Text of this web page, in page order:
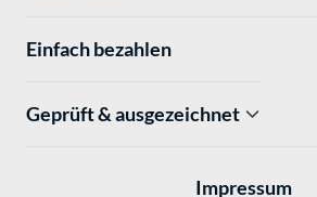
Einfach bezahlen
Geprüft & ausgezeichnet
Impressum